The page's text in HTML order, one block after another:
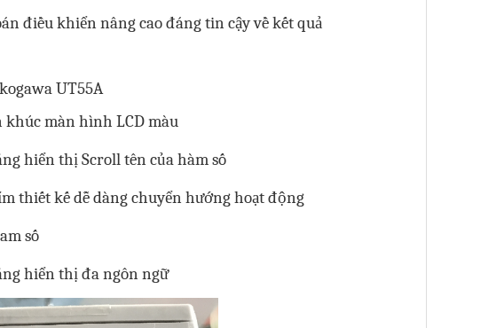
điều khiển nâng cao đáng tin cậy về kết quả
UT55A
khúc màn hình LCD màu
hiển thị Scroll tên của hàm số
thiết kế dễ dàng chuyển hướng hoạt động
số
hiển thị đa ngôn ngữ